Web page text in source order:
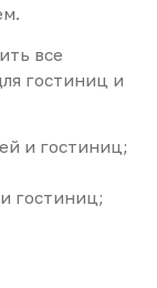
все
гостиниц и
и гостиниц;
гостиниц;